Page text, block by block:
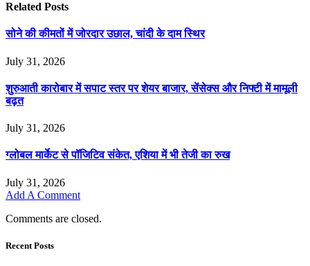
Related Posts
सोने की कीमतों में जोरदार उछाल, चांदी के दाम स्थिर
July 31, 2026
शुरुआती कारोबार में सपाट स्तर पर शेयर बाजार, सेंसेक्स और निफ्टी में मामूली
बढ़त
July 31, 2026
ग्लोबल मार्केट से पॉजिटिव संकेत, एशिया में भी तेजी का रुख
July 31, 2026
Add A Comment
Comments are closed.
Recent Posts